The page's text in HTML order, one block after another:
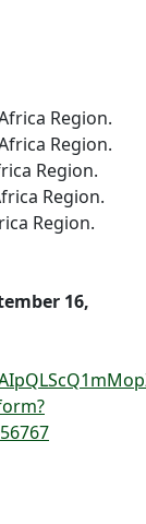
Region.
Region.
Region.
Region.
Region.
16,